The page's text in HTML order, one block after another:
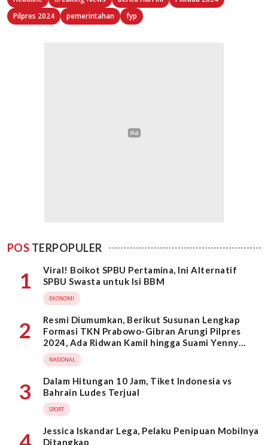
Pilpres 2024
pemerintahan fyp
POS TERPOPULER
1
Viral! Boikot SPBU Pertamina, Ini Alternatif
SPBU Swasta untuk Isi BBM
EKONOMI
2
Resmi Diumumkan, Berikut Susunan Lengkap
Formasi TKN Prabowo-Gibran Arungi Pilpres
2024, Ada Ridwan Kamil hingga Suami Yenny
Wahid
NASIONAL
3
Dalam Hitungan 10 Jam, Tiket Indonesia vs
Bahrain Ludes Terjual
SPORT
Jessica Iskandar Lega, Pelaku Penipuan Mobilnya
Ditangkap